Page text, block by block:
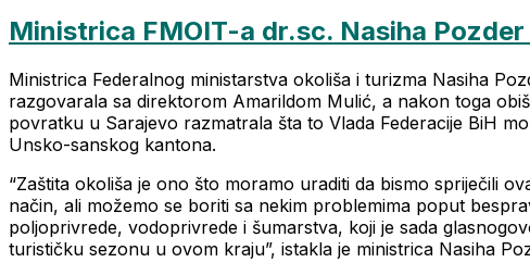
Ministrica FMOIT-a dr.sc. Nasiha
Ministrica Federalnog ministarstva okoliša i turizma Nasiha
razgovarala sa direktorom Amarildom Mulić, a nakon toga
povratku u Sarajevo razmatrala šta to Vlada Federacije BiH
Unsko-sanskog kantona.
“Zaštita okoliša je ono što moramo uraditi da bismo spriječili
način, ali možemo se boriti sa nekim problemima poput
poljoprivrede, vodoprivrede i šumarstva, koji je sada
turističku sezonu u ovom kraju”, istakla je ministrica Nasiha